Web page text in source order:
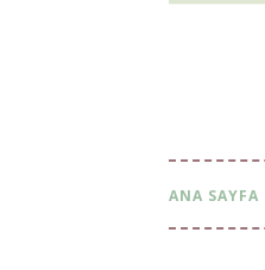
ANA SAYFA